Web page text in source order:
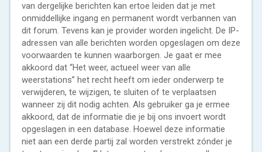
van dergelijke berichten kan ertoe leiden dat je met
onmiddellijke ingang en permanent wordt verbannen van
dit forum. Tevens kan je provider worden ingelicht. De IP-
adressen van alle berichten worden opgeslagen om deze
voorwaarden te kunnen waarborgen. Je gaat er mee
akkoord dat “Het weer, actueel weer van alle
weerstations” het recht heeft om ieder onderwerp te
verwijderen, te wijzigen, te sluiten of te verplaatsen
wanneer zij dit nodig achten. Als gebruiker ga je ermee
akkoord, dat de informatie die je bij ons invoert wordt
opgeslagen in een database. Hoewel deze informatie
niet aan een derde partij zal worden verstrekt zónder je